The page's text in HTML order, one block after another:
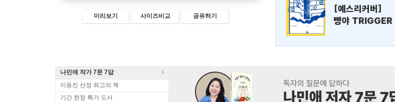
미리보기 사이즈비교 공유하기
[예스리커버]
빵야 TRIGGER
나민애 작가 7문 7답
이동진 선정 최고의 책
기간 한정 특가 도서